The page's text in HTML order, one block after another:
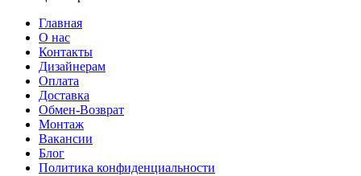
Главная
О нас
Контакты
Дизайнерам
Оплата
Доставка
Обмен-Возврат
Монтаж
Вакансии
Блог
Политика конфиденциальности